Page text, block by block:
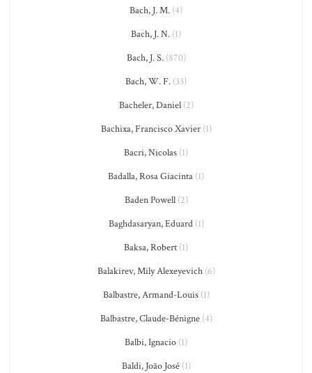
Bach, J. M. (4)
Bach, J. N. (1)
Bach, J. S.(870)
Bach, W. F. (33)
Bacheler, Daniel(2)
Bachixa, Francisco Xavier(1)
Bacri, Nicolas (1)
Badalla, Rosa Giacinta (1)
Baden Powell(2)
Baghdasaryan, Eduard(1)
Baksa, Robert (1)
Balakirev, Mily Alexeyevich(6)
Balbastre, Armand-Louis(1)
Balbastre, Claude-Bénigne(4)
Balbi, Ignacio (1)
Baldi, João José(1)